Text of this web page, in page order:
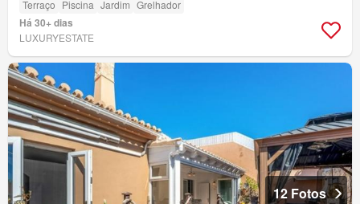
Terraço Piscina Jardim Grelhador
Há 30+ dias
LUXURYESTATE
12 Fotos